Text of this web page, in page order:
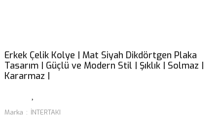
Erkek Çelik Kolye | Mat Siyah Dikdörtgen Plaka
Tasarım | Güçlü ve Modern Stil | Şıklık | Solmaz |
Kararmaz |
Marka
İNTERTAKI